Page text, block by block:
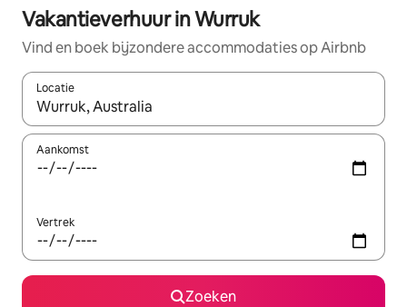
Vakantieverhuur in Wurruk
Vind en boek bijzondere accommodaties op Airbnb
Locatie
Wanneer er suggesties beschikbaar zijn, maak je een keuze
Aankomst
Vertrek
Zoeken